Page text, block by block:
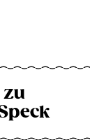
zu